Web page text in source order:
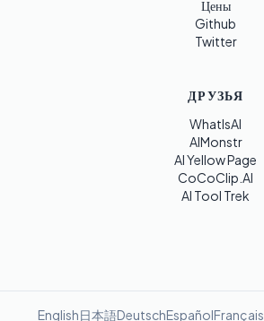
Цены
Github
Twitter
ДРУЗЬЯ
WhatIsAI
AIMonstr
AI Yellow Page
CoCoClip.AI
AI Tool Trek
English日本語DeutschEspañolFrançais